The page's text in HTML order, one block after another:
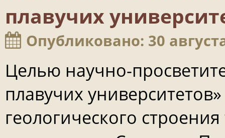
плавучих
Опубликовано: 30
Целью научно-
плавучих
геологического